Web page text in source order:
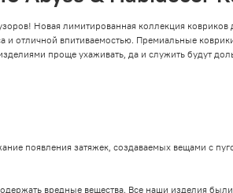
Новая лимитированная коллекция
отличной впитиваемостью. Премиальные
проще ухаживать, да и служить будут
появления затяжек, создаваемых вещами с
вредные вещества. Все наши изделия